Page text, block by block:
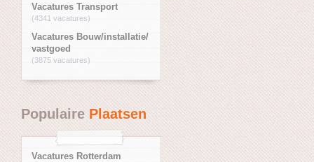
Vacatures Transport
(4341 vacatures)
Vacatures Bouw/installatie/
vastgoed
(3875 vacatures)
PopulairePlaatsen
Vacatures Rotterdam